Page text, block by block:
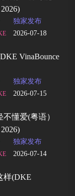
独家发布
2026-07-18
VinaBounce
独家发布
2026-07-15
懂爱(粤语）
独家发布
2026-07-14
样(DKE